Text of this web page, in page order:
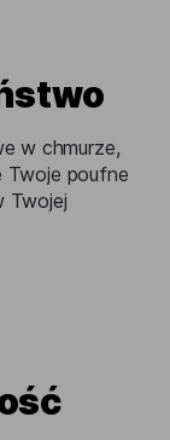
w chmurze,
Twoje poufne
Twojej